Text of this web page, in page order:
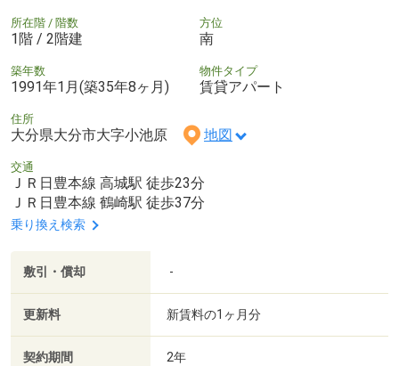
所在階 / 階数
1階 / 2階建
方位
南
築年数
1991年1月(築35年8ヶ月)
物件タイプ
賃貸アパート
住所
大分県大分市大字小池原 地図
交通
ＪＲ日豊本線 高城駅 徒歩23分
ＪＲ日豊本線 鶴崎駅 徒歩37分
乗り換え検索
敷引・償却 -
更新料 新賃料の1ヶ月分
契約期間 2年